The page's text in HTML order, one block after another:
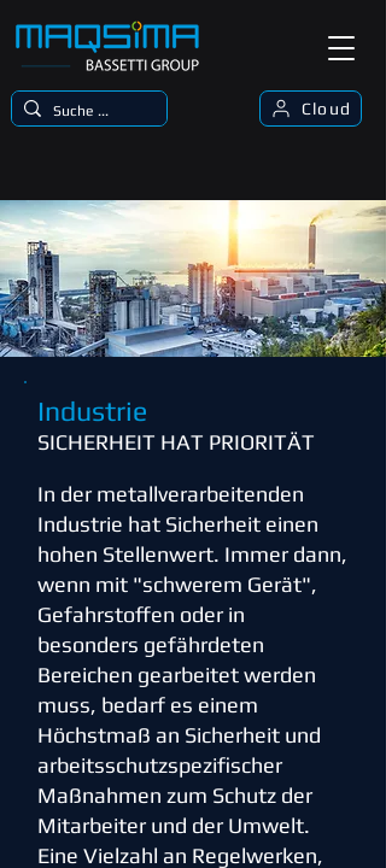
Cloud
Industrie
SICHERHEIT HAT PRIORITÄT
In der metallverarbeitenden
Industrie hat Sicherheit einen
hohen Stellenwert. Immer dann,
wenn mit "schwerem Gerät",
Gefahrstoffen oder in
besonders gefährdeten
Bereichen gearbeitet werden
muss, bedarf es einem
Höchstmaß an Sicherheit und
arbeitsschutzspezifischer
Maßnahmen zum Schutz der
Mitarbeiter und der Umwelt.
Eine Vielzahl an Regelwerken,